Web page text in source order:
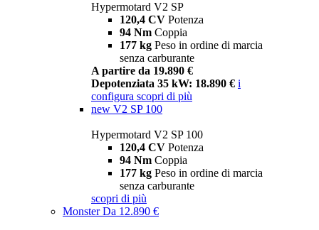
Hypermotard V2 SP
120,4 CV Potenza
94 Nm Coppia
177 kg Peso in ordine di marcia
senza carburante
A partire da 19.890 €
Depotenziata 35 kW: 18.890 € i
configura scopri di più
new V2 SP 100
Hypermotard V2 SP 100
120,4 CV Potenza
94 Nm Coppia
177 kg Peso in ordine di marcia
senza carburante
scopri di più
MonsterDa 12.890 €